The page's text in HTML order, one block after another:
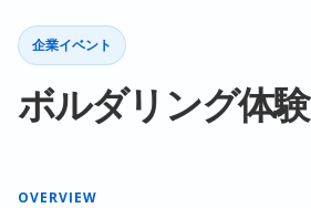
企業イベント
ボルダリング体験
OVERVIEW